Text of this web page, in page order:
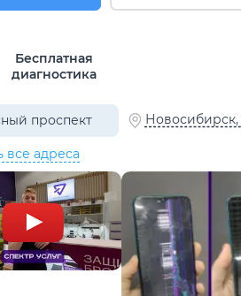
Бесплатная
диагностика
проспект Новосибирск,
все адреса